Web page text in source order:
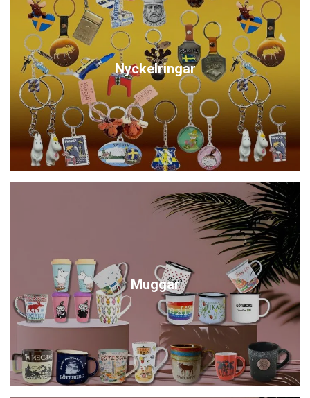
Nyckelringar
Muggar